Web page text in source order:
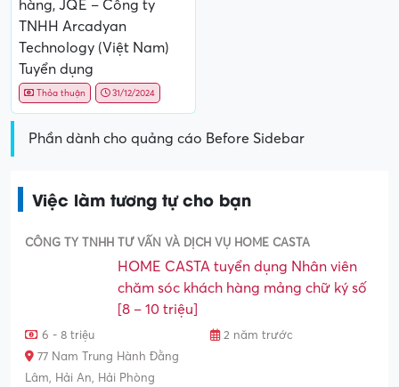
hàng, JQE – Công ty
TNHH Arcadyan
Technology (Việt Nam)
Tuyển dụng
Thỏa thuận 31/12/2024
Phần dành cho quảng cáo Before Sidebar
Việc làm tương tự cho bạn
CÔNG TY TNHH TƯ VẤN VÀ DỊCH VỤ HOME CASTA
HOME CASTA tuyển dụng Nhân viên
chăm sóc khách hàng mảng chữ ký số
[8 – 10 triệu]
6 - 8 triệu
2 năm trước
77 Nam Trung Hành Đằng
Lâm, Hải An, Hải Phòng